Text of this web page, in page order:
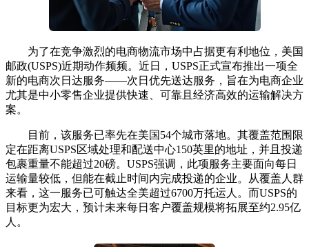
为了在竞争激烈的电商物流市场中占据更有利地位，美国
邮政(USPS)近期动作频频。近日，USPS正式宣布推出一项全
新的电商次日达服务——次日优先送达服务，旨在为电商企业
尤其是中小零售企业提供快速、可靠且经济高效的运输解决方
案。
目前，该服务已率先在美国54个城市落地。其覆盖范围限
定在距离USPS区域处理和配送中心150英里的地址，并且投递
包裹重量不能超过20磅。USPS强调，此项服务主要面向每日
运输量较低，但能在截止时间内完成投递的企业。从覆盖人群
来看，这一服务已可触达全美超过6700万托运人。而USPS的
目标更为宏大，预计未来每日客户覆盖规模将拓展至约2.95亿
人。